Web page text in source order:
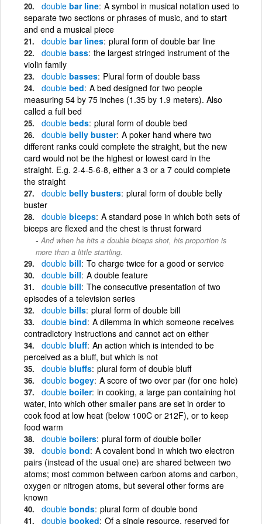
double bar line A symbol in musical notation used to
separate two sections or phrases of music, and to start
and end a musical piece
double bar lines plural form of double bar line
double bass the largest stringed instrument of the
violin family
double basses Plural form of double bass
double bed A bed designed for two people
measuring 54 by 75 inches (1.35 by 1.9 meters). Also
called a full bed
double beds plural form of double bed
double belly buster A poker hand where two
different ranks could complete the straight, but the new
card would not be the highest or lowest card in the
straight. E.g. 2-4-5-6-8, either a 3 or a 7 could complete
the straight
double belly busters plural form of double belly
buster
double biceps A standard pose in which both sets of
biceps are flexed and the chest is thrust forward
And when he hits a double biceps shot, his proportion is
more than a little startling.
double bill To charge twice for a good or service
double bill A double feature
double bill The consecutive presentation of two
episodes of a television series
double bills plural form of double bill
double bind A dilemma in which someone receives
contradictory instructions and cannot act on either
double bluff An action which is intended to be
perceived as a bluff, but which is not
double bluffs plural form of double bluff
double bogey A score of two over par (for one hole)
double boiler in cooking, a large pan containing hot
water, into which other smaller pans are set in order to
cook food at low heat (below 100C or 212F), or to keep
food warm
double boilers plural form of double boiler
double bond A covalent bond in which two electron
pairs (instead of the usual one) are shared between two
atoms; most common between carbon atoms and carbon,
oxygen or nitrogen atoms, but several other forms are
known
double bonds plural form of double bond
double booked Of a single resource, reserved for